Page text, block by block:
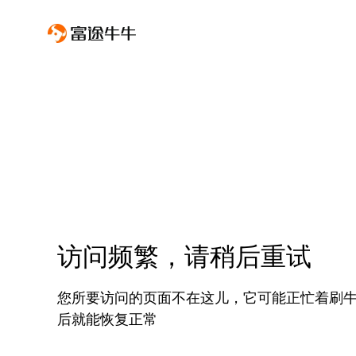
访问频繁，请稍后重试
您所要访问的页面不在这儿，它可能正忙着刷
后就能恢复正常